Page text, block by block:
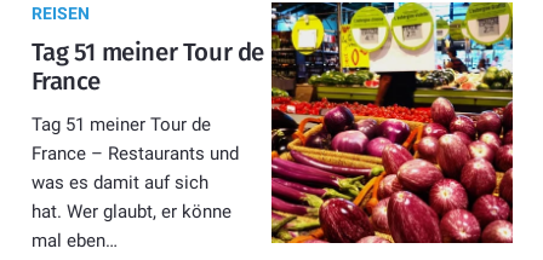
REISEN
Tag 51 meiner Tour de
France
Tag 51 meiner Tour de
France – Restaurants und
was es damit auf sich
hat. Wer glaubt, er könne
mal eben…